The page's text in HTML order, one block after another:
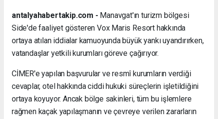
antalyahabertakip.com - Manavgat'ın turizm bölgesi
Side'de faaliyet gösteren Vox Maris Resort hakkında
ortaya atılan iddialar kamuoyunda büyük yankı uyandırırken,
vatandaşlar yetkili kurumları göreve çağırıyor.
CİMER'e yapılan başvurular ve resmî kurumların verdiği
cevaplar, otel hakkında ciddi hukuki süreçlerin işletildiğini
ortaya koyuyor. Ancak bölge sakinleri, tüm bu işlemlere
rağmen kaçak yapılaşmanın ve çevreye verilen zararların